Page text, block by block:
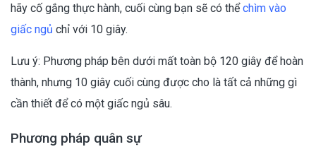
hãy cố gắng thực hành, cuối cùng bạn sẽ có thểchìm vào
giấc ngủ chỉ với 10 giây.
Lưu ý: Phương pháp bên dưới mất toàn bộ 120 giây để hoàn
thành, nhưng 10 giây cuối cùng được cho là tất cả những gì
cần thiết để có một giấc ngủ sâu.
Phương pháp quân sự